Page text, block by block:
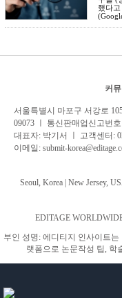
했다
커
서 울특별시 마포구 서강로
09073 ㅣ 통신판매업신고번
대표자: 박기서 ㅣ 고객센터:
이메일: submit-
Seoul, Korea | New Jersey,
EDITAGE
부인 성명: 에디티지 인사이트
랫폼으로 논문작성 팁, 학